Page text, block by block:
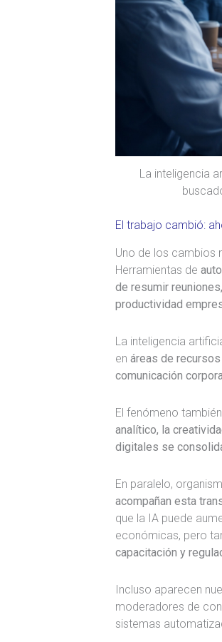
La inteligencia
El trabajo cambió:
Uno de los cambios
Herramientas de
de resumir
productividad
La inteligencia
en áreas de
comunicación
El fenómeno
analítico, la
digitales se
En paralelo,
acompañan esta
que la IA puede
económicas, pero
capacitación y
Incluso aparecen
moderadores de
sistemas